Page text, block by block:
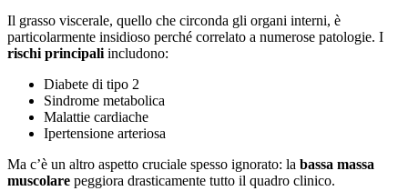
Il grasso viscerale, quello che circonda gli organi interni, è
particolarmente insidioso perché correlato a numerose patologie. I
rischi principali includono:
Diabete di tipo 2
Sindrome metabolica
Malattie cardiache
Ipertensione arteriosa
Ma c’è un altro aspetto cruciale spesso ignorato: la bassa massa
muscolare peggiora drasticamente tutto il quadro clinico.